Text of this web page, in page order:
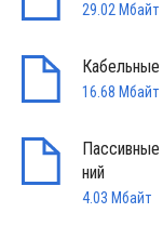
29.02 Мбайт
16.68 Мбайт
ний
4.03 Мбайт